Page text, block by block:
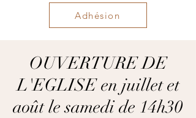
Adhésion
OUVERTURE DE
L'EGLISE en juillet et
août le samedi de 14h30